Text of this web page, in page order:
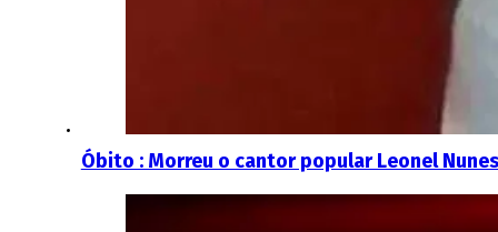
Óbito : Morreu o cantor popular Leonel